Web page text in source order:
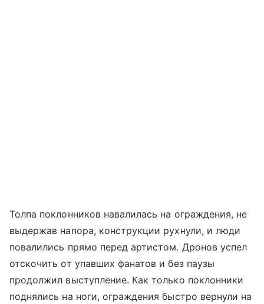
Толпа поклонников навалилась на ограждения, не
выдержав напора, конструкции рухнули, и люди
повалились прямо перед артистом. Дронов успел
отскочить от упавших фанатов и без паузы
продолжил выступление. Как только поклонники
поднялись на ноги, ограждения быстро вернули на